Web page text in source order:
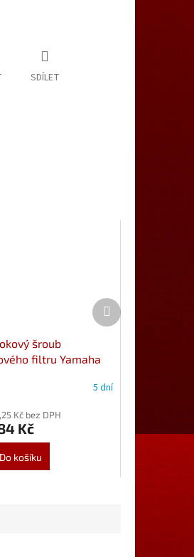
SDÍLET
šroub
filtru Yamaha
5 dní
Kč bez DPH
Kč
Do košíku
Další
produkt